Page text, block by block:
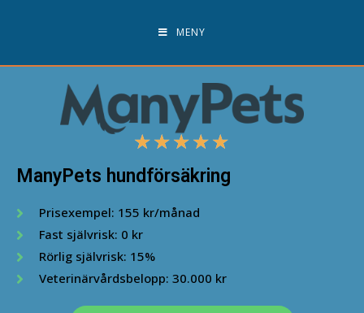
MENY
★★★★★
ManyPets hundförsäkring
Prisexempel: 155 kr/månad
Fast självrisk: 0 kr
Rörlig självrisk: 15%
Veterinärvårdsbelopp: 30.000 kr